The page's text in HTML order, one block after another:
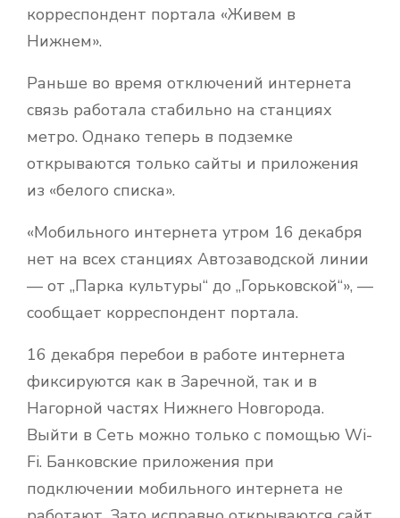
корреспондент портала «Живем в
Нижнем».
Раньше во время отключений интернета
связь работала стабильно на станциях
метро. Однако теперь в подземке
открываются только сайты и приложения
из «белого списка».
«Мобильного интернета утром 16 декабря
нет на всех станциях Автозаводской линии
— от „Парка культуры“ до „Горьковской“», —
сообщает корреспондент портала.
16 декабря перебои в работе интернета
фиксируются как в Заречной, так и в
Нагорной частях Нижнего Новгорода.
Выйти в Сеть можно только с помощью Wi-
Fi. Банковские приложения при
подключении мобильного интернета не